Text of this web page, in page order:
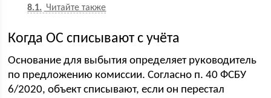
8.1
Читайте также
Когда ОС списывают с учёта
Основание для выбытия определяет руководитель
по предложению комиссии. Согласно п. 40 ФСБУ
6/2020, объект списывают, если он перестал